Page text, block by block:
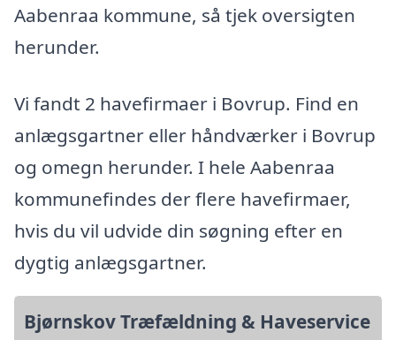
Aabenraa kommune, så tjek oversigten
herunder.
Vi fandt 2 havefirmaer i Bovrup. Find en
anlægsgartner eller håndværker i Bovrup
og omegn herunder. I hele Aabenraa
kommunefindes der flere havefirmaer,
hvis du vil udvide din søgning efter en
dygtig anlægsgartner.
Bjørnskov Træfældning & Haveservice